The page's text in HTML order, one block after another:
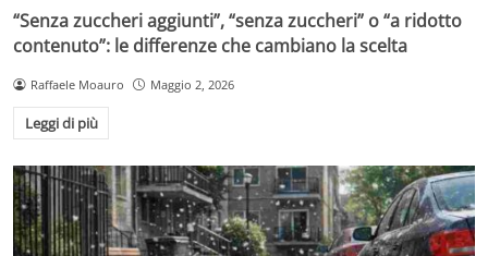
“Senza zuccheri aggiunti”, “senza zuccheri” o “a ridotto
contenuto”: le differenze che cambiano la scelta
Raffaele Moauro Maggio 2, 2026
Leggi di più